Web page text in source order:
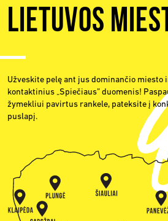
Lietuvos
Užveskite pelę ant jus dominančio miesto
kontaktinius „Spiečiaus” duomenis!
žymekliui pavirtus rankele, pateksite į
puslapį.